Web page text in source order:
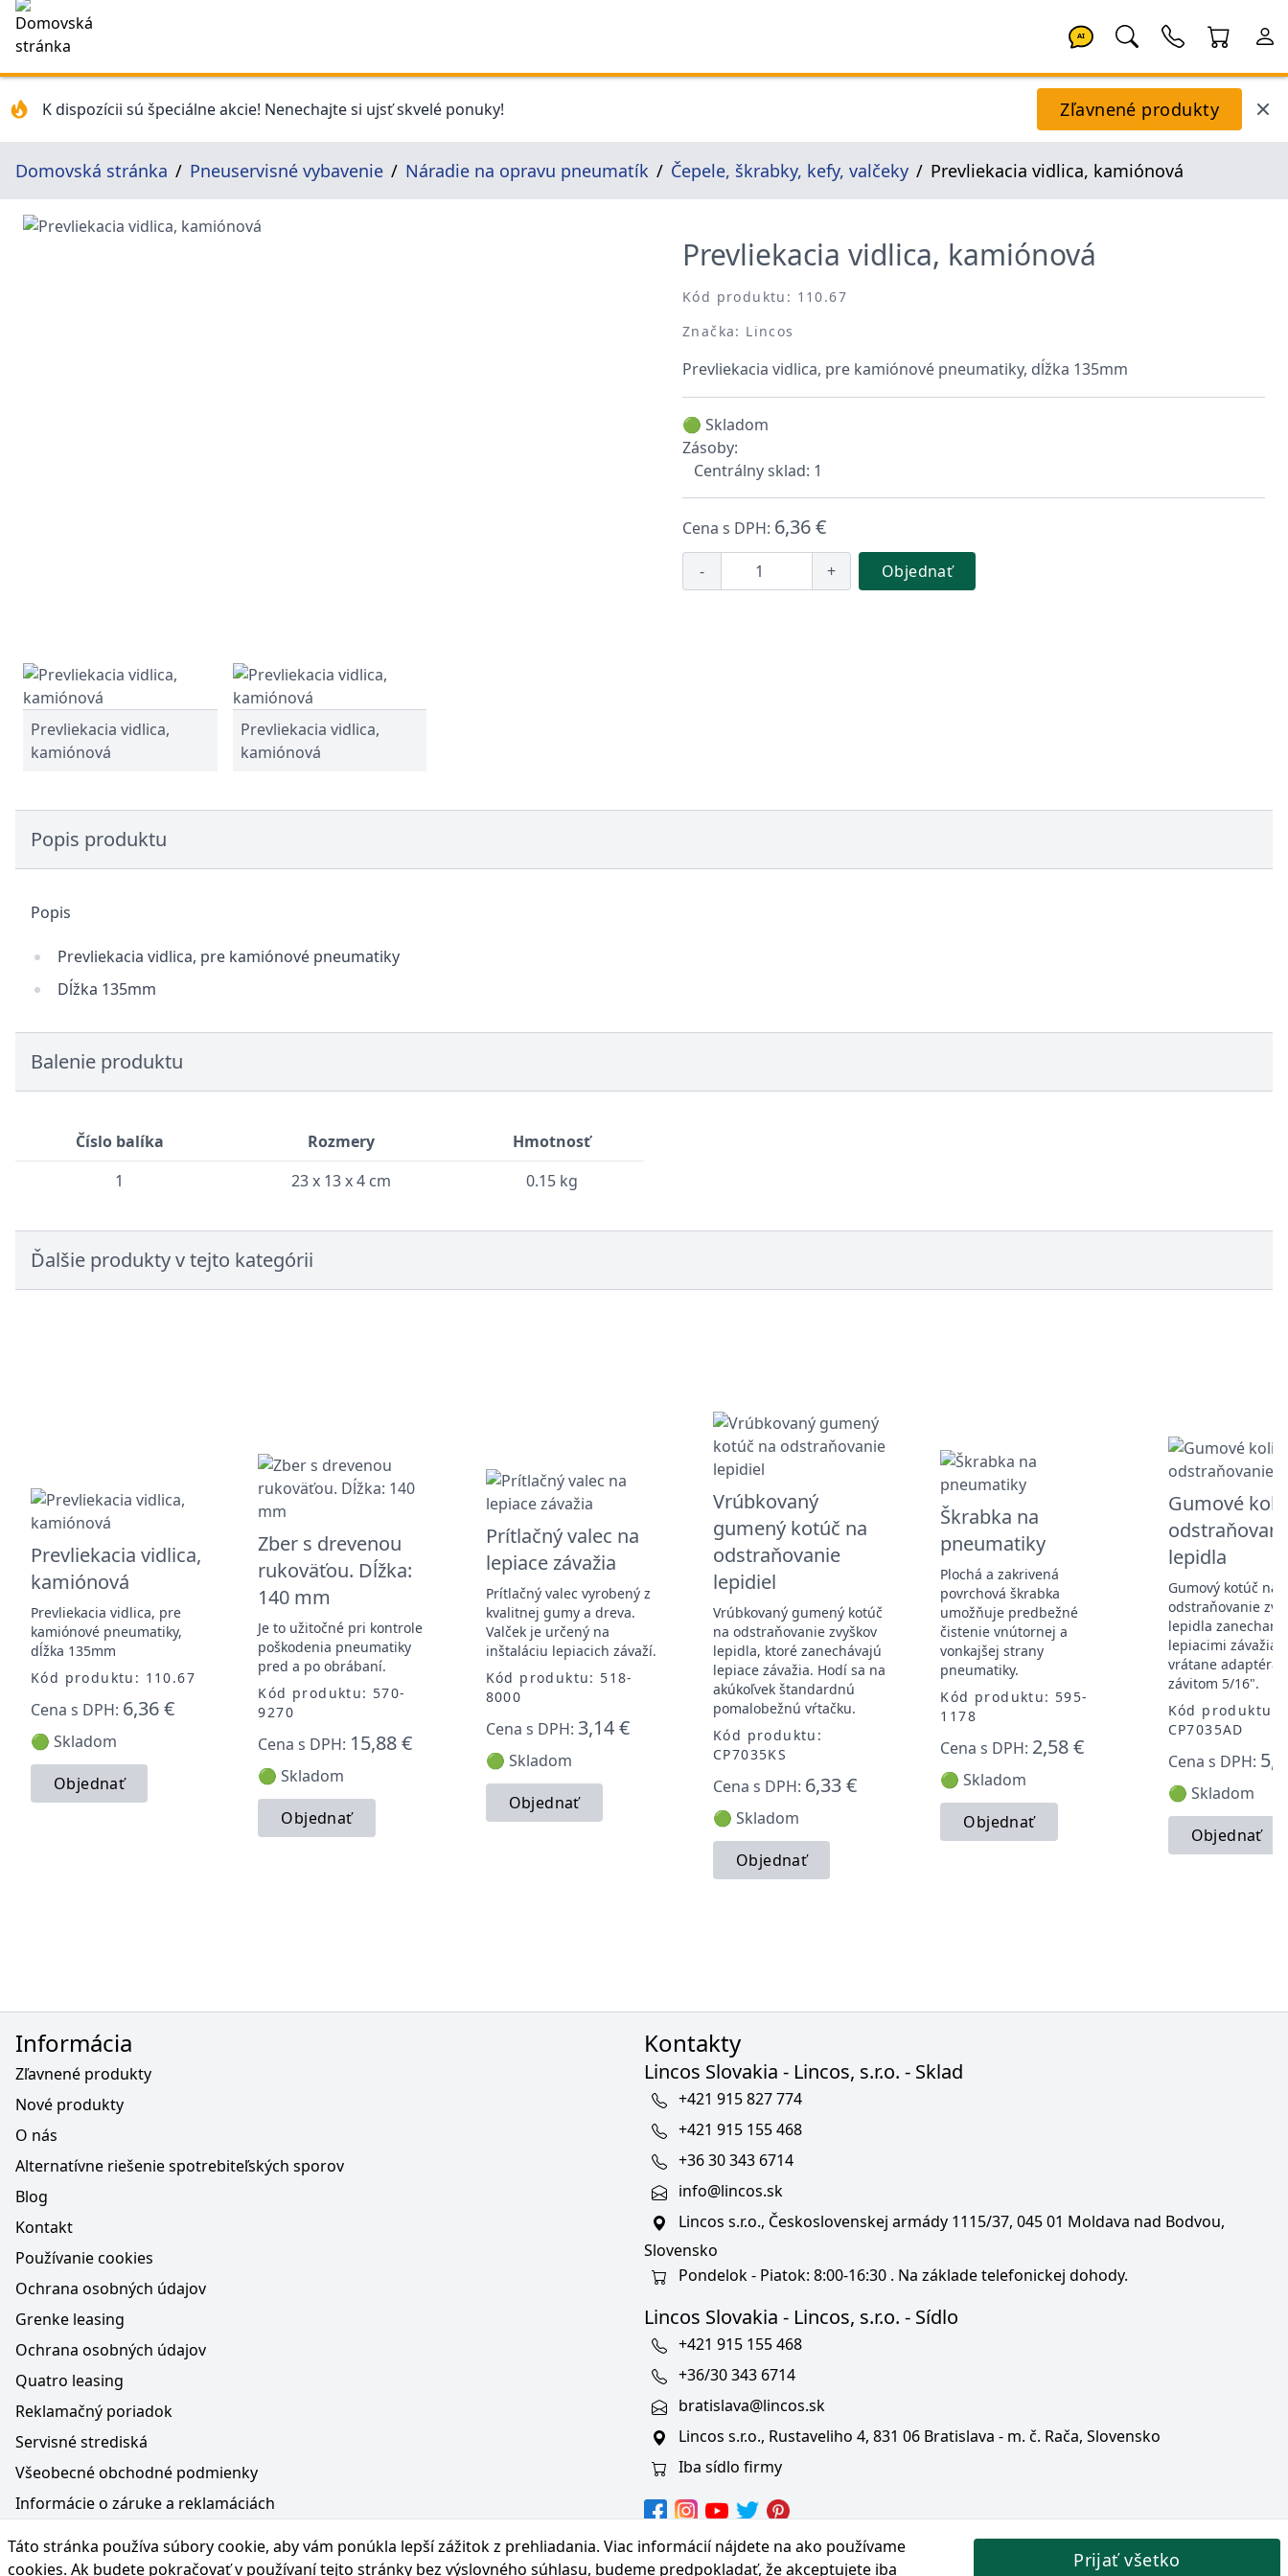
AI
K dispozícii sú špeciálne akcie! Nenechajte si ujsť skvelé ponuky! Zľavnené produkty
Domovská stránka Pneuservisné vybavenie Náradie na opravu pneumatík Čepele, škrabky, kefy, valčeky Prevliekacia vidlica, kamiónová
Prevliekacia vidlica, kamiónová
Kód produktu: 110.67
Značka: Lincos
Prevliekacia vidlica, pre kamiónové pneumatiky, dĺžka 135mm
🟢 Skladom
Zásoby:
Centrálny sklad: 1
Cena s DPH: 6,36 €
- + Objednať
Prevliekacia vidlica,
kamiónová
Prevliekacia vidlica,
kamiónová
Popis produktu
Popis
Prevliekacia vidlica, pre kamiónové pneumatiky
Dĺžka 135mm
Balenie produktu
Číslo balíka Rozmery
Hmotnosť
1
23 x 13 x 4 cm 0.15 kg
Ďalšie produkty v tejto kategórii
Prevliekacia vidlica,
kamiónová
Prevliekacia vidlica, pre
kamiónové pneumatiky,
dĺžka 135mm
Kód produktu: 110.67
Cena s DPH: 6,36 €
🟢 Skladom
Objednať
Zber s drevenou
rukoväťou. Dĺžka:
140 mm
Je to užitočné pri kontrole
poškodenia pneumatiky
pred a po obrábaní.
Kód produktu: 570-
9270
Cena s DPH: 15,88 €
🟢 Skladom
Objednať
Prítlačný valec na
lepiace závažia
Prítlačný valec vyrobený z
kvalitnej gumy a dreva.
Valček je určený na
inštaláciu lepiacich závaží.
Kód produktu: 518-
8000
Cena s DPH: 3,14 €
🟢 Skladom
Objednať
Vrúbkovaný
gumený kotúč na
odstraňovanie
lepidiel
Vrúbkovaný gumený kotúč
na odstraňovanie zvyškov
lepidla, ktoré zanechávajú
lepiace závažia. Hodí sa na
akúkoľvek štandardnú
pomalobežnú vŕtačku.
Kód produktu:
CP7035KS
Cena s DPH: 6,33 €
🟢 Skladom
Objednať
Škrabka na
pneumatiky
Plochá a zakrivená
povrchová škrabka
umožňuje predbežné
čistenie vnútornej a
vonkajšej strany
pneumatiky.
Kód produktu: 595-
1178
Cena s DPH: 2,58 €
🟢 Skladom
Objednať
Gumové
lepidla
Gumový kotúč na
odstraňovanie
lepidla
lepiacimi
vrátane adaptéra
závitom 5/16".
Kód produktu:
CP7035AD
Cena s DPH:
🟢 Skladom
Objednať
Táto stránka používa súbory cookie, aby vám ponúkla lepší zážitok z prehliadania. Viac informácií nájdete na ako používame
cookies. Ak budete pokračovať v používaní tejto stránky bez výslovného súhlasu, budeme predpokladať, že akceptujete iba Prijať všetko
Informácia
Zľavnené produkty
Nové produkty
O nás
Alternatívne riešenie spotrebiteľských sporov
Blog
Kontakt
Používanie cookies
Ochrana osobných údajov
Grenke leasing
Ochrana osobných údajov
Quatro leasing
Reklamačný poriadok
Servisné strediská
Všeobecné obchodné podmienky
Informácie o záruke a reklamáciách
Poučenie o práve na odstúpenie od zmluvy
Kontakty
Lincos Slovakia - Lincos, s.r.o. - Sklad
+421 915 827 774
+421 915 155 468
+36 30 343 6714
info@lincos.sk
Lincos s.r.o., Československej armády 1115/37, 045 01 Moldava nad Bodvou,
Slovensko
Pondelok - Piatok: 8:00-16:30 . Na základe telefonickej dohody.
Lincos Slovakia - Lincos, s.r.o. - Sídlo
+421 915 155 468
+36/30 343 6714
bratislava@lincos.sk
Lincos s.r.o., Rustaveliho 4, 831 06 Bratislava - m. č. Rača, Slovensko
Iba sídlo firmy